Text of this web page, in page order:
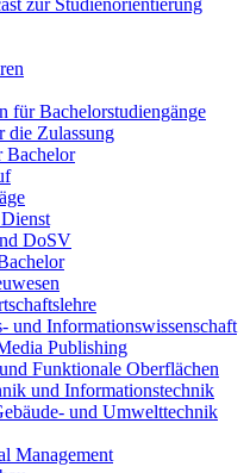
für Bachelorstudiengänge
die Zulassung
Bachelor
DoSV
und Informationswissenschaft
Publishing
Funktionale Oberflächen
und Informationstechnik
und Umwelttechnik
Management